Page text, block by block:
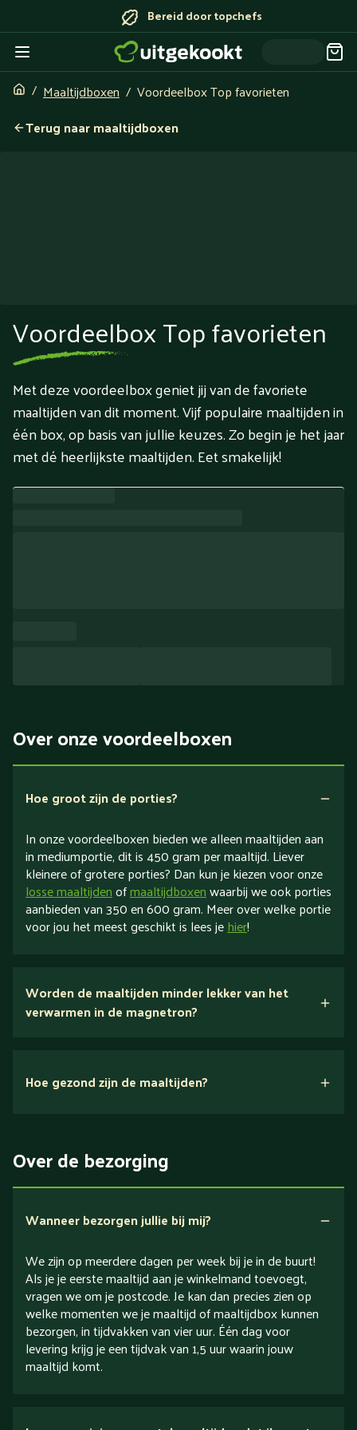
Bereid door topchefs
Maaltijdboxen
Voordeelbox Top favorieten
Terug naar maaltijdboxen
Voordeelbox Top favorieten
Met deze voordeelbox geniet jij van de favoriete
maaltijden van dit moment. Vijf populaire maaltijden in
één box, op basis van jullie keuzes. Zo begin je het jaar
met dé heerlijkste maaltijden. Eet smakelijk!
Over onze voordeelboxen
Hoe groot zijn de porties?
In onze voordeelboxen bieden we alleen maaltijden aan
in mediumportie, dit is 450 gram per maaltijd. Liever
kleinere of grotere porties? Dan kun je kiezen voor onze
losse maaltijdenofmaaltijdboxenwaarbij we ook porties
aanbieden van 350 en 600 gram. Meer over welke portie
voor jou het meest geschikt is lees jehier!
Worden de maaltijden minder lekker van het
verwarmen in de magnetron?
Hoe gezond zijn de maaltijden?
ingrediënten
Over de bezorging
Wanneer bezorgen jullie bij mij?
We zijn op meerdere dagen per week bij je in de buurt!
Als je je eerste maaltijd aan je winkelmand toevoegt,
vragen we om je postcode. Je kan dan precies zien op
welke momenten we je maaltijd of maaltijdbox kunnen
bezorgen, in tijdvakken van vier uur. Één dag voor
levering krijg je een tijdvak van 1,5 uur waarin jouw
maaltijd komt.